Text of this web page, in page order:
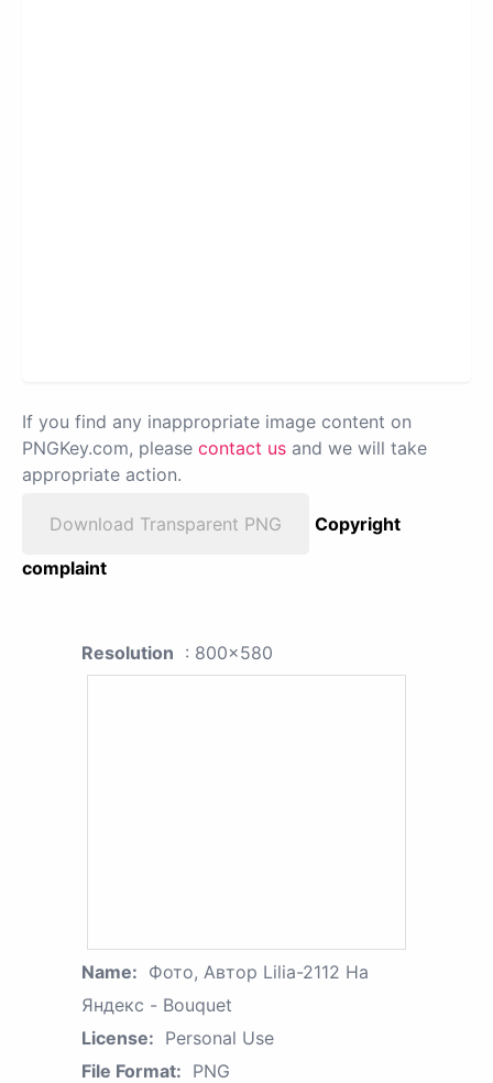
If you find any inappropriate image content on
PNGKey.com, please contact us and we will take
appropriate action.
Download Transparent PNG
Copyright
complaint
Resolution : 800x580
Name: Фото, Автор Lilia-2112 На
Яндекс - Bouquet
License: Personal Use
File Format: PNG